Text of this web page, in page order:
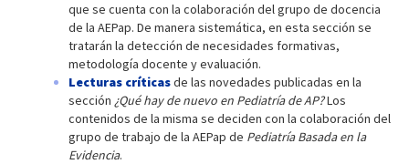
que se cuenta con la colaboración del grupo de docencia
de la AEPap. De manera sistemática, en esta sección se
tratarán la detección de necesidades formativas,
metodología docente y evaluación.
Lecturas críticasde las novedades publicadas en la
sección ¿Qué hay de nuevo en Pediatría de AP?Los
contenidos de la misma se deciden con la colaboración del
grupo de trabajo de la AEPap de Pediatría Basada en la
Evidencia.